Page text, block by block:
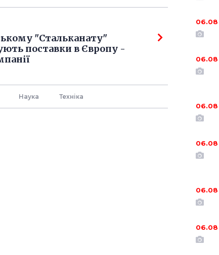
"Стальканату"
поставки в Європу -
Наука Технiка
06.08
06.08
06.08
06.08
06.08
06.08